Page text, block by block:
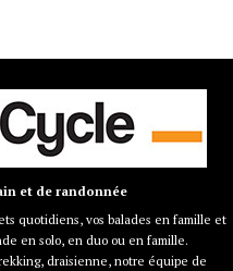
et de randonnée
quotidiens, vos balades en famille et
en solo, en duo ou en famille.
draisienne, notre équipe de